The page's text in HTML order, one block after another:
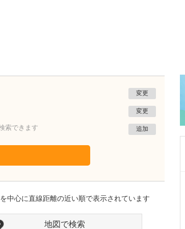
変更
変更
索できます 追加
を中心に直線距離の近い順で表示されています
地図で検索
神奈川県相模原市中央区
吉川整形外科
貴院の診療方針について教えてください。